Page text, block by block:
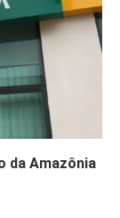
da Amazônia